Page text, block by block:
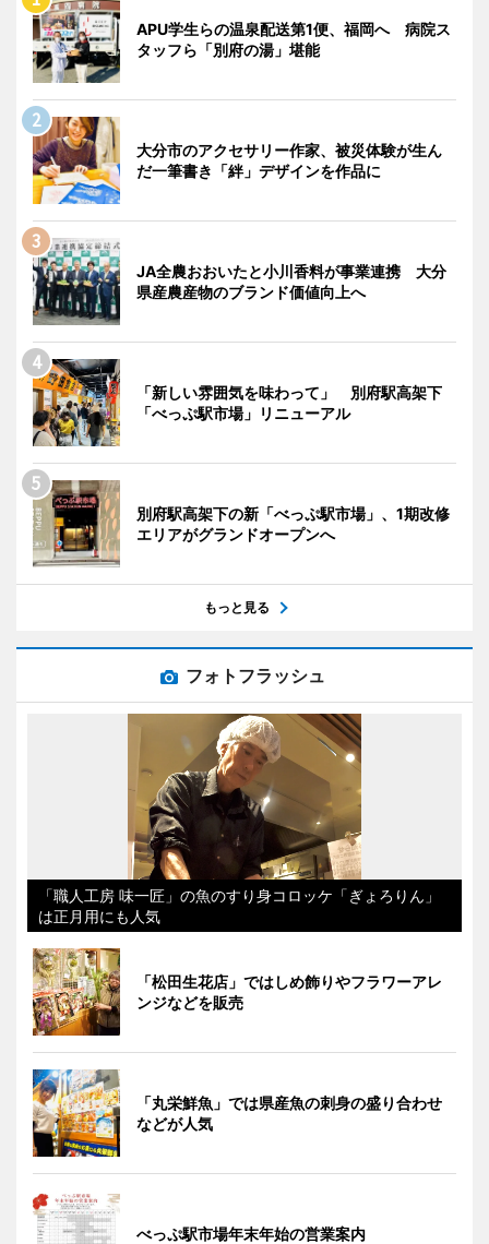
APU学生らの温泉配送第1便、福岡へ 病院ス
タッフら「別府の湯」堪能
大分市のアクセサリー作家、被災体験が生ん
だ一筆書き「絆」デザインを作品に
JA全農おおいたと小川香料が事業連携 大分
県産農産物のブランド価値向上へ
「新しい雰囲気を味わって」 別府駅高架下
「べっぷ駅市場」リニューアル
別府駅高架下の新「べっぷ駅市場」、1期改修
エリアがグランドオープンへ
もっと見る
フォトフラッシュ
「職人工房 味一匠」の魚のすり身コロッケ「ぎょろりん」
は正月用にも人気
「松田生花店」ではしめ飾りやフラワーアレ
ンジなどを販売
「丸栄鮮魚」では県産魚の刺身の盛り合わせ
などが人気
べっぷ駅市場年末年始の営業案内